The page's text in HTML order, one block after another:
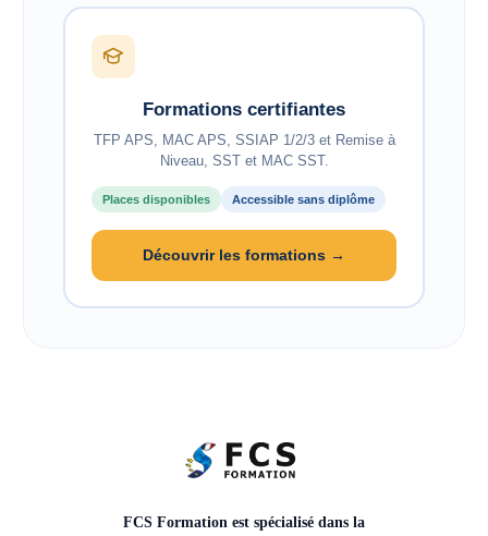
Formations certifiantes
TFP APS, MAC APS, SSIAP 1/2/3 et Remise à
Niveau, SST et MAC SST.
Places disponibles Accessible sans diplôme
Découvrir les formations →
FCS Formation est spécialisé dans la